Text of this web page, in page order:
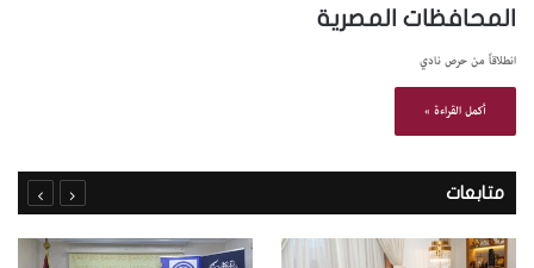
المحافظات المصرية
انطلاقاً من حرص نادي
أكمل القراءة »
متابعات